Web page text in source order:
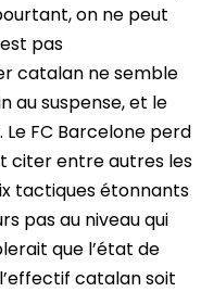
on ne peut
pas
catalan ne semble
au suspense, et le
FC Barcelone perd
citer entre autres les
tactiques étonnants
pas au niveau qui
que l’état de
catalan soit